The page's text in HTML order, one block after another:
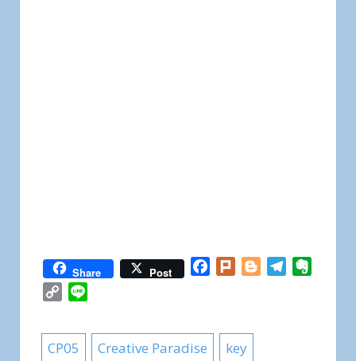
Share Post Facebook
Plurk BloggerTelegram
Copy
CP05 Creative Paradise
key